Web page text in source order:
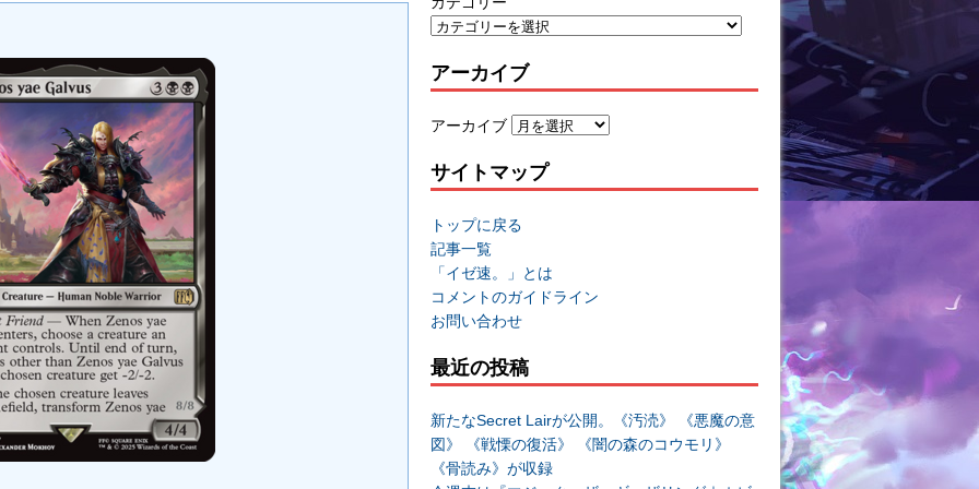
アーカイブ
アーカイブ
サイトマップ
トップに戻る
記事一覧
「イゼ速。」とは
コメントのガイドライン
お問い合わせ
最近の投稿
新たなSecret Lairが公開。《汚涜》 《悪魔の意
図》 《戦慄の復活》 《闇の森のコウモリ》
《骨読み》が収録